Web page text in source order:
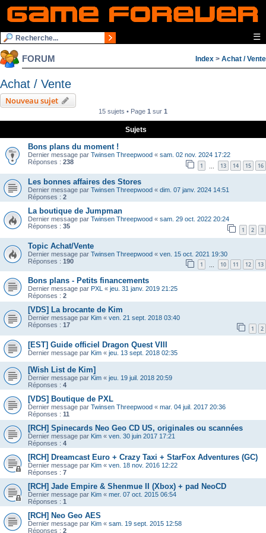
☰
FORUM Index > Achat / Vente
Achat / Vente
Nouveau sujet
15 sujets • Page 1 sur 1
Sujets
Bons plans du moment !
Dernier message par Twinsen Threepwood « sam. 02 nov. 2024 17:22
Réponses : 238 1 13 14 15 16
Les bonnes affaires des Stores
Dernier message par Twinsen Threepwood « dim. 07 janv. 2024 14:51
Réponses : 2
La boutique de Jumpman
Dernier message par Twinsen Threepwood « sam. 29 oct. 2022 20:24
Réponses : 35 1 2 3
Topic Achat/Vente
Dernier message par Twinsen Threepwood « ven. 15 oct. 2021 19:30
Réponses : 190 1 10 11 12 13
Bons plans - Petits financements
Dernier message par PXL « jeu. 31 janv. 2019 21:25
Réponses : 2
[VDS] La brocante de Kim
Dernier message par Kim « ven. 21 sept. 2018 03:40
Réponses : 17 1 2
[EST] Guide officiel Dragon Quest VIII
Dernier message par Kim « jeu. 13 sept. 2018 02:35
[Wish List de Kim]
Dernier message par Kim « jeu. 19 juil. 2018 20:59
Réponses : 4
[VDS] Boutique de PXL
Dernier message par Twinsen Threepwood « mar. 04 juil. 2017 20:36
Réponses : 11
[RCH] Spinecards Neo Geo CD US, originales ou scannées
Dernier message par Kim « ven. 30 juin 2017 17:21
Réponses : 4
[RCH] Dreamcast Euro + Crazy Taxi + StarFox Adventures (GC)
Dernier message par Kim « ven. 18 nov. 2016 12:22
Réponses : 7
[RCH] Jade Empire & Shenmue II (Xbox) + pad NeoCD
Dernier message par Kim « mer. 07 oct. 2015 06:54
Réponses : 1
[RCH] Neo Geo AES
Dernier message par Kim « sam. 19 sept. 2015 12:58
Réponses : 2